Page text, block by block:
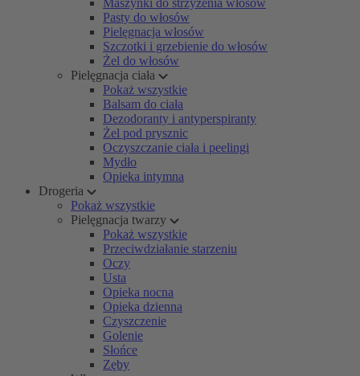
Maszynki do strzyżenia włosów
Pasty do włosów
Pielęgnacja włosów
Szczotki i grzebienie do włosów
Żel do włosów
Pielęgnacja ciała
Pokaż wszystkie
Balsam do ciała
Dezodoranty i antyperspiranty
Żel pod prysznic
Oczyszczanie ciała i peelingi
Mydło
Opieka intymna
Drogeria
Pokaż wszystkie
Pielęgnacja twarzy
Pokaż wszystkie
Przeciwdziałanie starzeniu
Oczy
Usta
Opieka nocna
Opieka dzienna
Czyszczenie
Golenie
Słońce
Zęby